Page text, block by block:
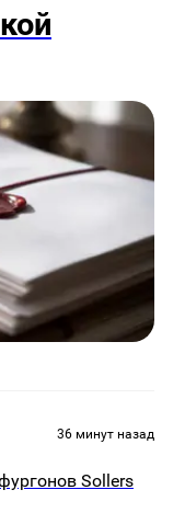
36 минут назад
Sollers